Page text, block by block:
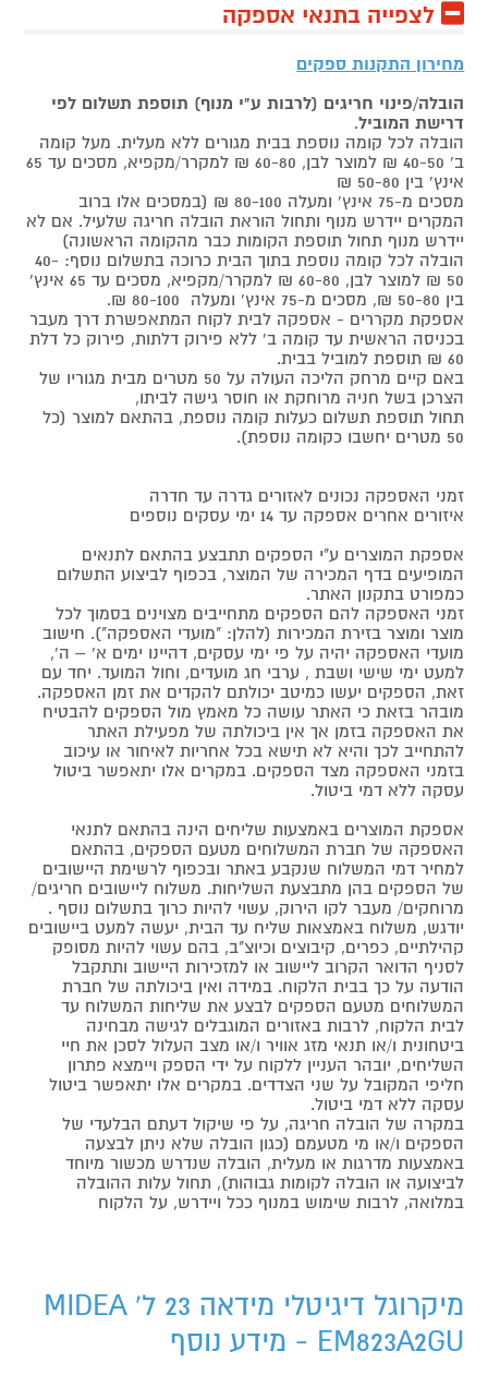
לצפייה בתנאי אספקה
מחירון התקנות ספקים
הובלה/פינוי חריגים (לרבות ע"י מנוף) תוספת תשלום לפי
דרישת המוביל.
הובלה לכל קומה נוספת בבית מגורים ללא מעלית. מעל קומה
ב' 40-50 ₪ למוצר לבן, 60-80 ₪ למקרר/מקפיא, מסכים עד 65
אינץ' בין 50-80 ₪
מסכים מ-75 אינץ' ומעלה 80-100 ₪ (במסכים אלו ברוב
המקרים יידרש מנוף ותחול הוראת הובלה חריגה שלעיל. אם לא
יידרש מנוף תחול תוספת הקומות כבר מהקומה הראשונה)
הובלה לכל קומה נוספת בתוך הבית כרוכה בתשלום נוסף: 40-
50 ₪ למוצר לבן, 60-80 ₪ למקרר/מקפיא, מסכים עד 65 אינץ'
בין 50-80 ₪, מסכים מ-75 אינץ' ומעלה 80-100 ₪.
אספקת מקררים - אספקה לבית לקוח המתאפשרת דרך מעבר
בכניסה הראשית עד קומה ב' ללא פירוק דלתות, פירוק כל דלת
60 ₪ תוספת למוביל בבית.
באם קיים מרחק הליכה העולה על 50 מטרים מבית מגוריו של
הצרכן בשל חניה מרוחקת או חוסר גישה לביתו,
תחול תוספת תשלום כעלות קומה נוספת, בהתאם למוצר (כל
50 מטרים יחשבו כקומה נוספת).
זמני האספקה נכונים לאזורים גדרה עד חדרה
איזורים אחרים אספקה עד 14 ימי עסקים נוספים
אספקת המוצרים ע"י הספקים תתבצע בהתאם לתנאים
המופיעים בדף המכירה של המוצר, בכפוף לביצוע התשלום
כמפורט בתקנון האתר.
זמני האספקה להם הספקים מתחייבים מצוינים בסמוך לכל
מוצר ומוצר בזירת המכירות (להלן: "מועדי האספקה"). חישוב
מועדי האספקה יהיה על פי ימי עסקים, דהיינו ימים א' – ה',
למעט ימי שישי ושבת , ערבי חג מועדים, וחול המועד. יחד עם
זאת, הספקים יעשו כמיטב יכולתם להקדים את זמן האספקה.
מובהר בזאת כי האתר עושה כל מאמץ מול הספקים להבטיח
את האספקה בזמן אך אין ביכולתה של מפעילת האתר
להתחייב לכך והיא לא תישא בכל אחריות לאיחור או עיכוב
בזמני האספקה מצד הספקים. במקרים אלו יתאפשר ביטול
עסקה ללא דמי ביטול.
אספקת המוצרים באמצעות שליחים הינה בהתאם לתנאי
האספקה של חברת המשלוחים מטעם הספקים, בהתאם
למחיר דמי המשלוח שנקבע באתר ובכפוף לרשימת היישובים
של הספקים בהן מתבצעת השליחות. משלוח ליישובים חריגים/
מרוחקים/ מעבר לקו הירוק, עשוי להיות כרוך בתשלום נוסף .
יודגש, משלוח באמצאות שליח עד הבית, יעשה למעט ביישובים
קהילתיים, כפרים, קיבוצים וכיוצ"ב, בהם עשוי להיות מסופק
לסניף הדואר הקרוב ליישוב או למזכירות היישוב ותתקבל
הודעה על כך בבית הלקוח. במידה ואין ביכולתה של חברת
המשלוחים מטעם הספקים לבצע את שליחות המשלוח עד
לבית הלקוח, לרבות באזורים המוגבלים לגישה מבחינה
ביטחונית ו/או תנאי מזג אוויר ו/או מצב העלול לסכן את חיי
השליחים, יובהר העניין ללקוח על ידי הספק ויימצא פתרון
חליפי המקובל על שני הצדדים. במקרים אלו יתאפשר ביטול
עסקה ללא דמי ביטול.
במקרה של הובלה חריגה, על פי שיקול דעתם הבלעדי של
הספקים ו/או מי מטעמם (כגון הובלה שלא ניתן לבצעה
באמצעות מדרגות או מעלית, הובלה שנדרש מכשור מיוחד
לביצועה או הובלה לקומות גבוהות), תחול עלות ההובלה
במלואה, לרבות שימוש במנוף ככל ויידרש, על הלקוח
מיקרוגל דיגיטלי מידאה 23 ל' MIDEA
EM823A2GU - מידע נוסף